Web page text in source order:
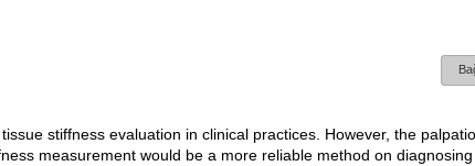
stiffness evaluation in clinical practices. However, the
measurement would be a more reliable method on